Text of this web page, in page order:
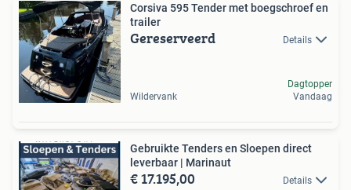
Corsiva 595 Tender met boegschroef en
trailer
Gereserveerd Details
Wildervank
Dagtopper
Vandaag
Gebruikte Tenders en Sloepen direct
leverbaar | Marinaut
€ 17.195,00 Details